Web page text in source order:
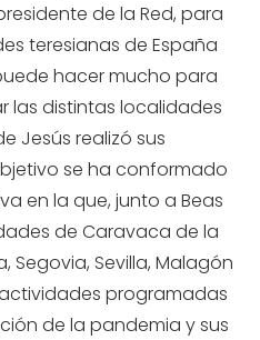
de la Red, para
teresianas de España
hacer mucho para
las distintas localidades
Jesús realizó sus
se ha conformado
en la que, junto a Beas
de Caravaca de la
Segovia, Sevilla, Malagón
actividades programadas
de la pandemia y sus